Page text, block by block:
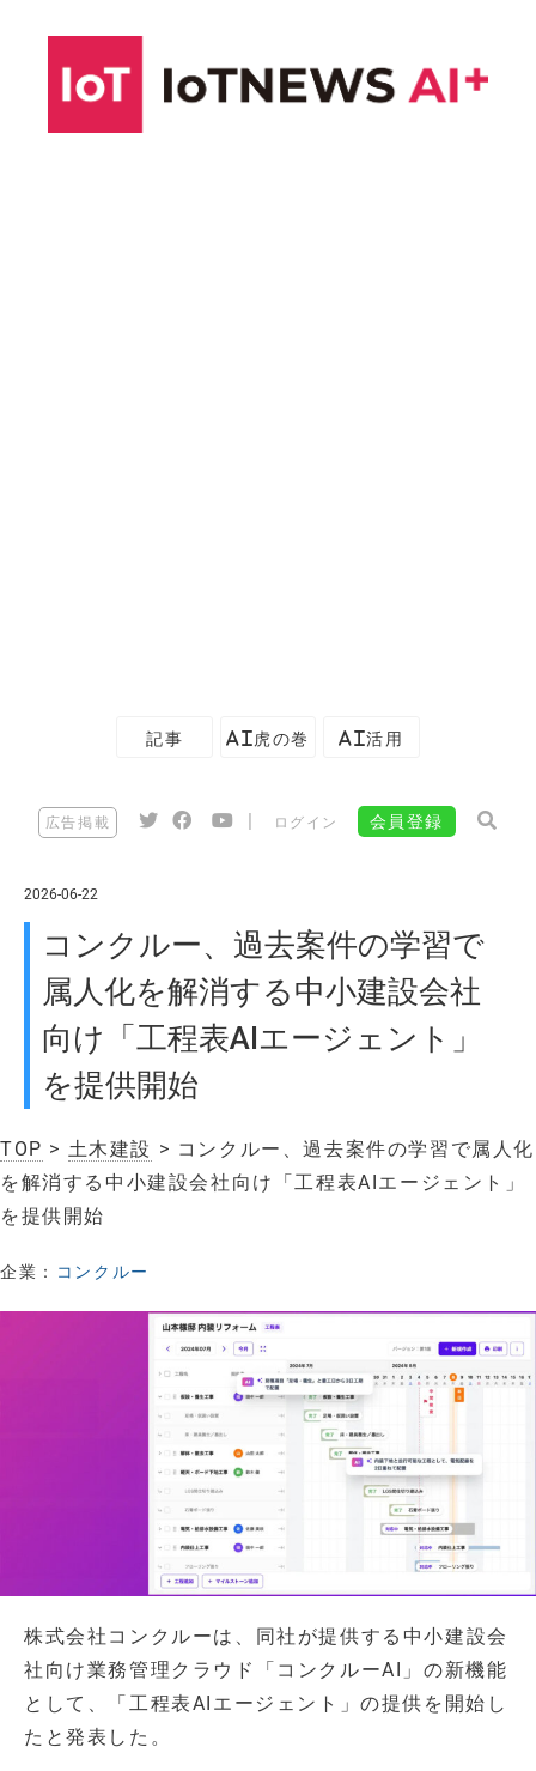
記事 AI虎の巻 AI活用
広告掲載 ログイン 会員登録
2026-06-22
コンクルー、過去案件の学習で
属人化を解消する中小建設会社
向け「工程表AIエージェント」
を提供開始
TOP > 土木建設 > コンクルー、過去案件の学習で属人化
を解消する中小建設会社向け「工程表AIエージェント」
を提供開始
企業： コンクルー
株式会社コンクルーは、同社が提供する中小建設会
社向け業務管理クラウド「コンクルーAI」の新機能
として、「工程表AIエージェント」の提供を開始し
たと発表した。